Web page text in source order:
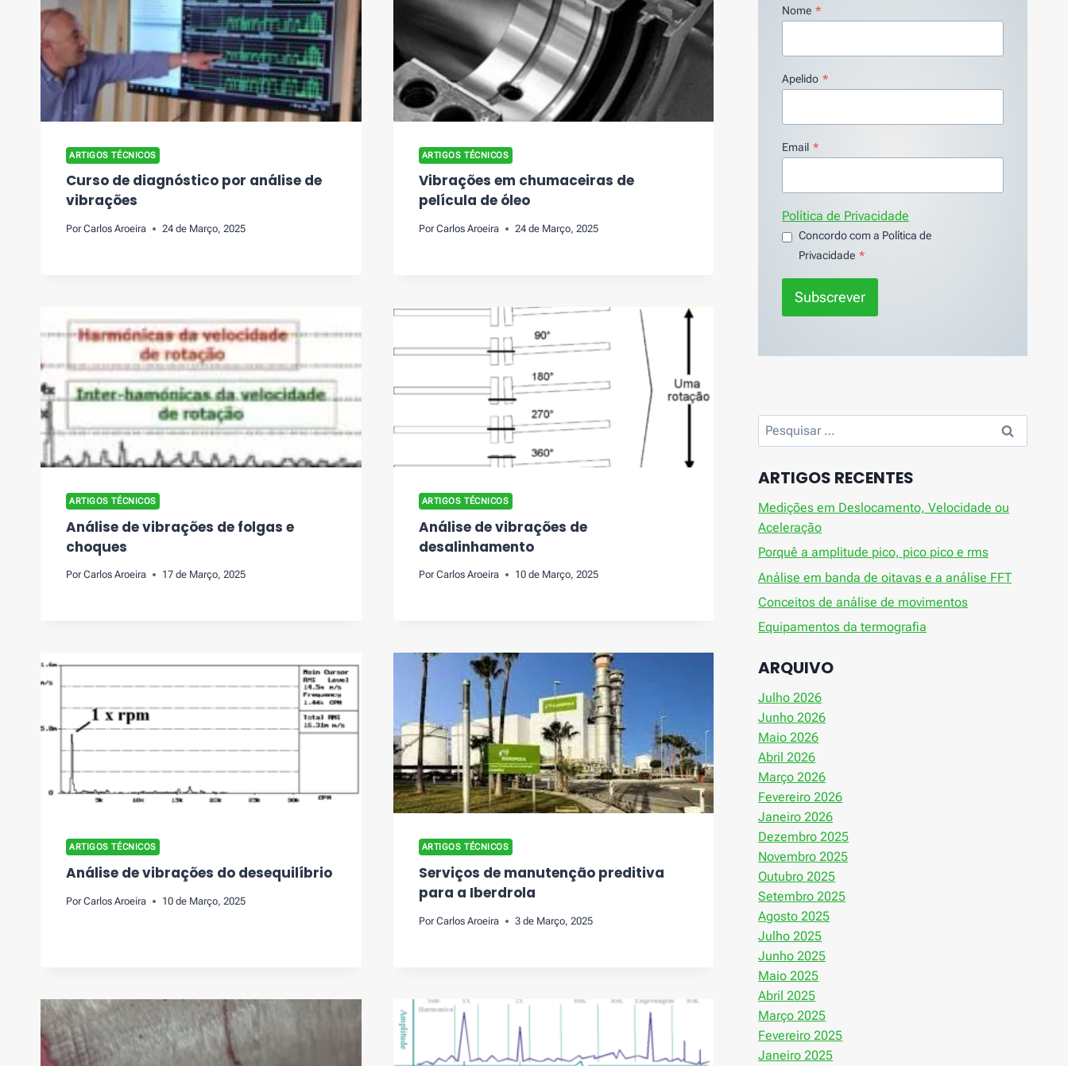
ARTIGOS TÉCNICOS
Curso de diagnóstico por análise de
vibrações
Por Carlos Aroeira 24 de Março, 2025
ARTIGOS TÉCNICOS
Vibrações em chumaceiras de
película de óleo
Por Carlos Aroeira 24 de Março, 2025
ARTIGOS TÉCNICOS
Análise de vibrações de folgas e
choques
Por Carlos Aroeira 17 de Março, 2025
ARTIGOS TÉCNICOS
Análise de vibrações de
desalinhamento
Por Carlos Aroeira 10 de Março, 2025
ARTIGOS TÉCNICOS
Análise de vibrações do desequilíbrio
Por Carlos Aroeira 10 de Março, 2025
ARTIGOS TÉCNICOS
Serviços de manutenção preditiva
para a Iberdrola
Por Carlos Aroeira 3 de Março, 2025
Nome *
Apelido *
Email *
Política de Privacidade
Concordo com a Política de
Privacidade *
Subscrever
Pesquisar
por:
ARTIGOS RECENTES
Medições em Deslocamento, Velocidade ou
Aceleração
Porquê a amplitude pico, pico pico e rms
Análise em banda de oitavas e a análise FFT
Conceitos de análise de movimentos
Equipamentos da termografia
ARQUIVO
Julho 2026
Junho 2026
Maio 2026
Abril 2026
Março 2026
Fevereiro 2026
Janeiro 2026
Dezembro 2025
Novembro 2025
Outubro 2025
Setembro 2025
Agosto 2025
Julho 2025
Junho 2025
Maio 2025
Abril 2025
Março 2025
Fevereiro 2025
Janeiro 2025